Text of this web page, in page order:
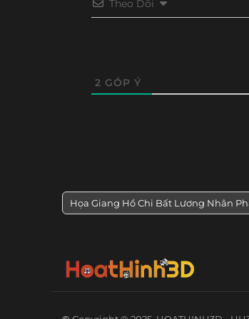
Theo Dõi
2 GÓP Ý
Họa Giang Hồ Chi Bất Lương Nhân